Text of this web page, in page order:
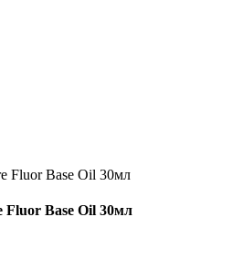
Fluor Base Oil 30мл